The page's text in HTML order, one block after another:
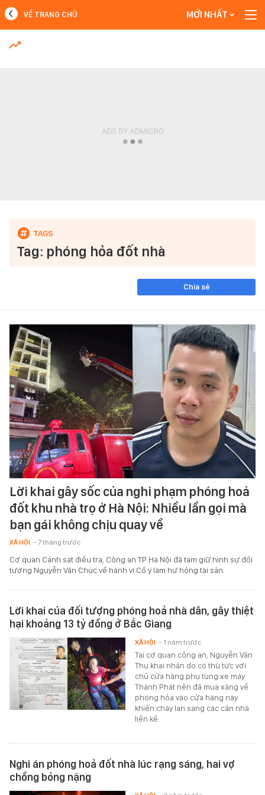
MỚI NHẤT
VỀ TRANG CHỦ MỚI NHẤT
Tag: phóng hỏa đốt nhà
Chia sẻ
Lời khai gây sốc của nghi phạm phóng hoả
đốt khu nhà trọ ở Hà Nội: Nhiều lần gọi mà
bạn gái không chịu quay về
XÃ HỘI - 7 tháng trước
Cơ quan Cảnh sát điều tra, Công an TP Hà Nội đã tạm giữ hình sự đối
tượng Nguyễn Văn Chúc về hành vi Cố ý làm hư hỏng tài sản.
Lời khai của đối tượng phóng hoả nhà dân, gây thiệt
hại khoảng 13 tỷ đồng ở Bắc Giang
Tại cơ quan công an, Nguyễn Văn
Thụ khai nhận do có thù tức với
chủ cửa hàng phụ tùng xe máy
Thành Phát nên đã mua xăng về
phóng hỏa vào cửa hàng này
khiến cháy lan sang các căn nhà
liền kề.
XÃ HỘI - 1 năm trước
Nghi án phóng hoả đốt nhà lúc rạng sáng, hai vợ
chồng bỏng nặng